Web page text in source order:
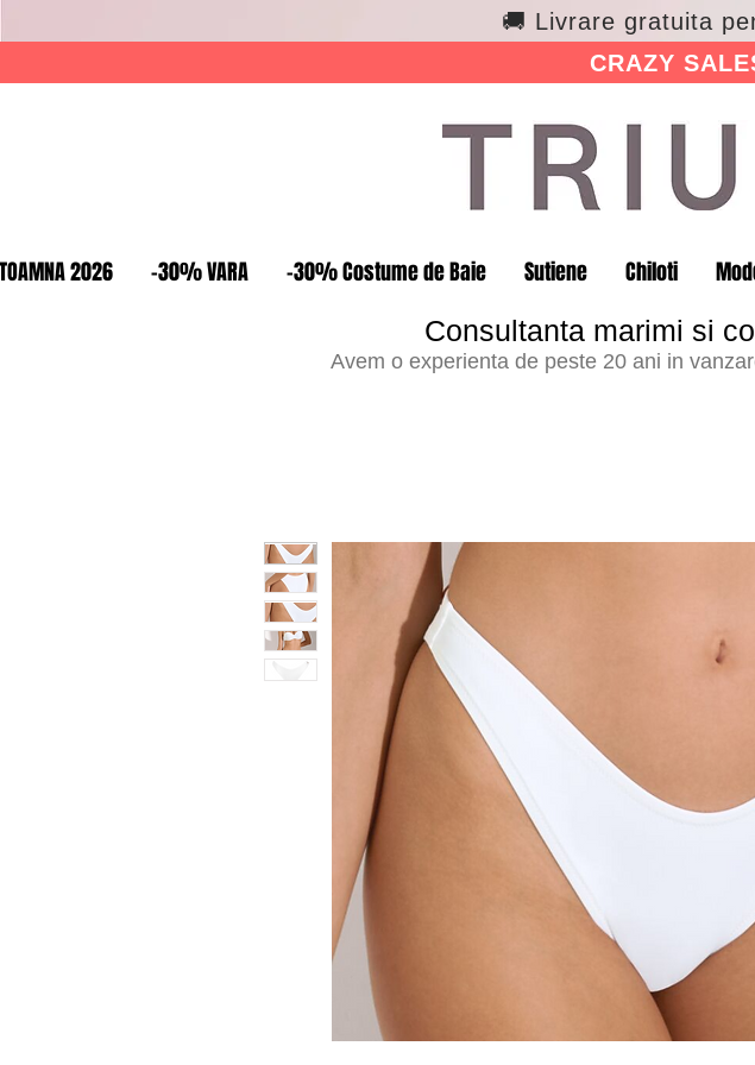
🚚 Livrare gratuita
CRAZY
TOAMNA 2026 -30% VARA -30% Costume de Baie Sutiene Chiloti
Consultanta marimi si
Avem o experienta de peste 20 ani in